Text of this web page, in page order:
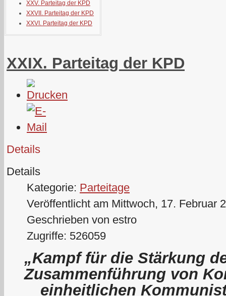
XXV. Parteitag der KPD
XXVII. Parteitag der KPD
XXVI. Parteitag der KPD
XXIX. Parteitag der KPD
Details
Details
Kategorie: Parteitage
Veröffentlicht am Mittwoch, 17. Februar
Geschrieben von estro
Zugriffe: 526059
„Kampf für die Stärkung
Zusammenführung von
einheitlichen